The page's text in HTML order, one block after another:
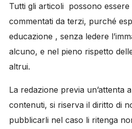
Tutti gli articoli possono essere
commentati da terzi, purché
educazione , senza ledere
alcuno, e nel pieno rispetto
altrui.
La redazione previa un’attenta
contenuti, si riserva il diritto di
pubblicarli nel caso li ritenga